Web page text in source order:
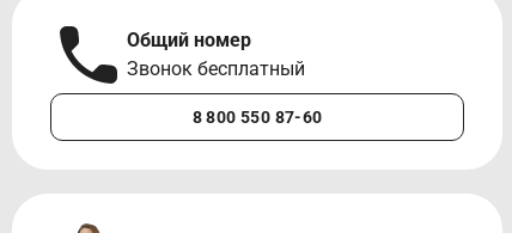
Общий номер
Звонок бесплатный
8 800 550 87-60